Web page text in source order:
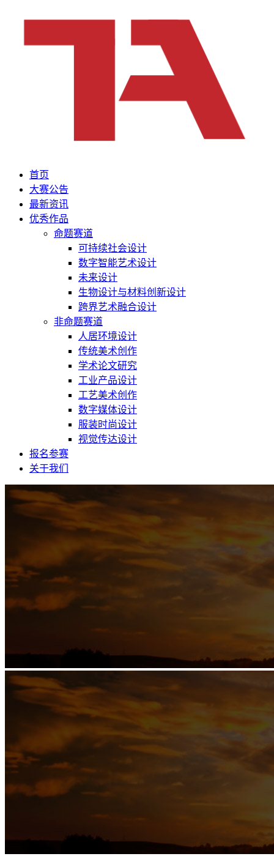
首页
大赛公告
最新资讯
优秀作品
命题赛道
可持续社会设计
数字智能艺术设计
未来设计
生物设计与材料创新设计
跨界艺术融合设计
非命题赛道
人居环境设计
传统美术创作
学术论文研究
工业产品设计
工艺美术创作
数字媒体设计
服装时尚设计
视觉传达设计
报名参赛
关于我们